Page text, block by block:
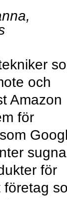
och
Amazon
för
sugna
för
företag